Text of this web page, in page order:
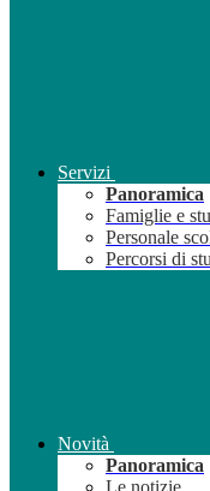
Servizi
Panoramica
Famiglie e
Personale
Percorsi di
Novità
Panoramica